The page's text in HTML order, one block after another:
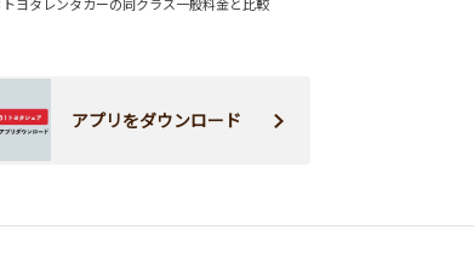
トヨタレンタカーの同クラス一般料金と比較
アプリをダウンロード